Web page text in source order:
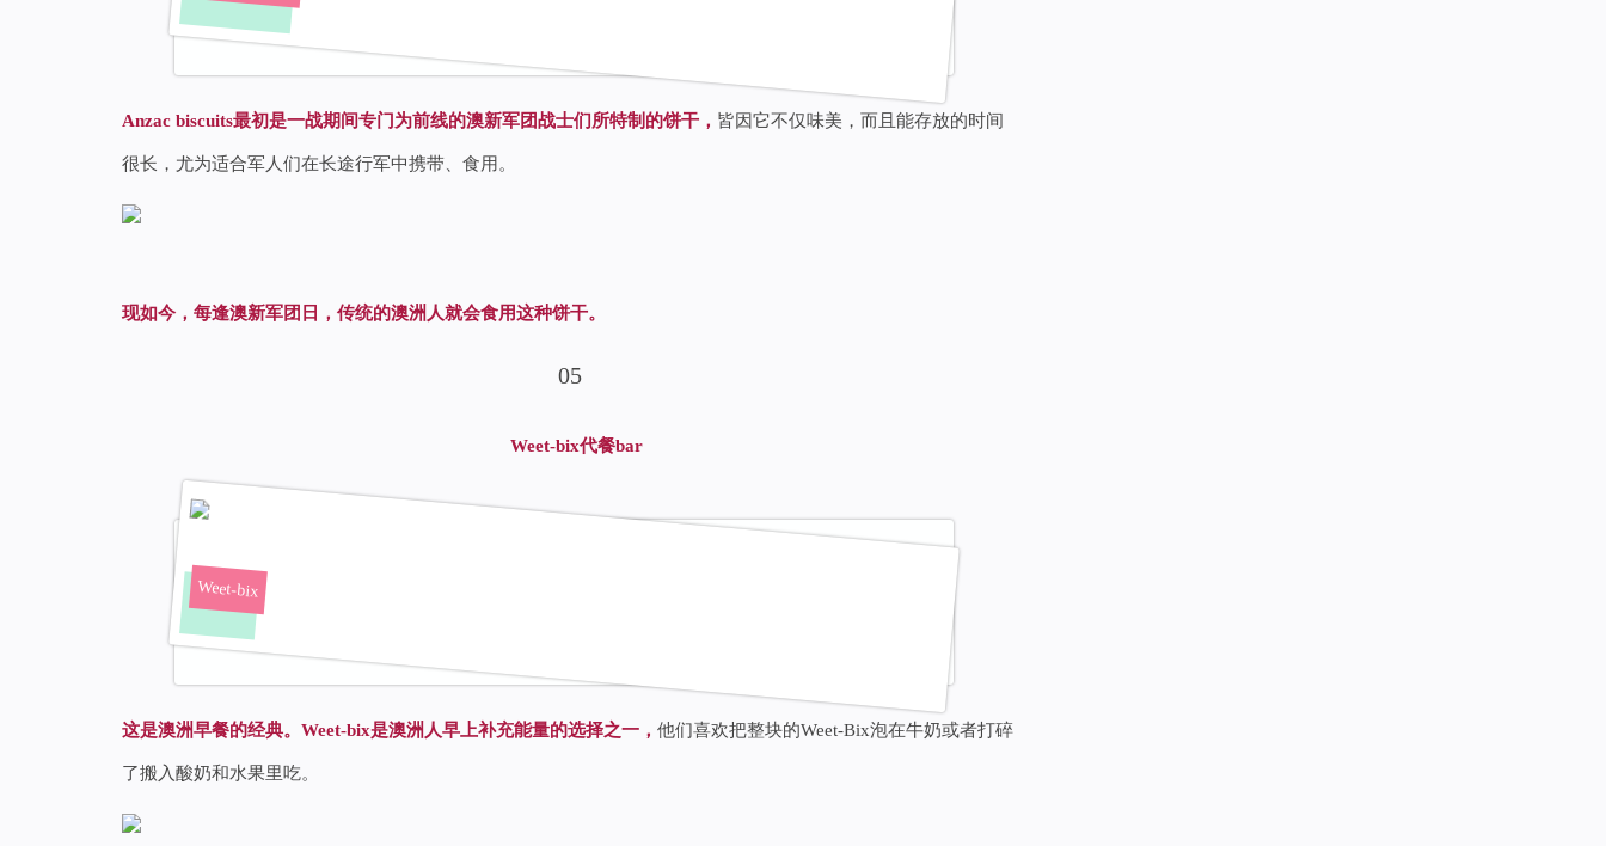
Anzac biscuits最初是一战期间专门为前线的澳新军团战士们所特制的饼干， 皆因它不仅味美，而且能存放的时间
很长，尤为适合军人们在长途行军中携带、食用。
现如今，每逢澳新军团日，传统的澳洲人就会食用这种饼干。
05
Weet-bix代餐bar
Weet-bix
这是澳洲早餐的经典。Weet-bix是澳洲人早上补充能量的选择之一， 他们喜欢把整块的Weet-Bix泡在牛奶或者打碎
了搬入酸奶和水果里吃。